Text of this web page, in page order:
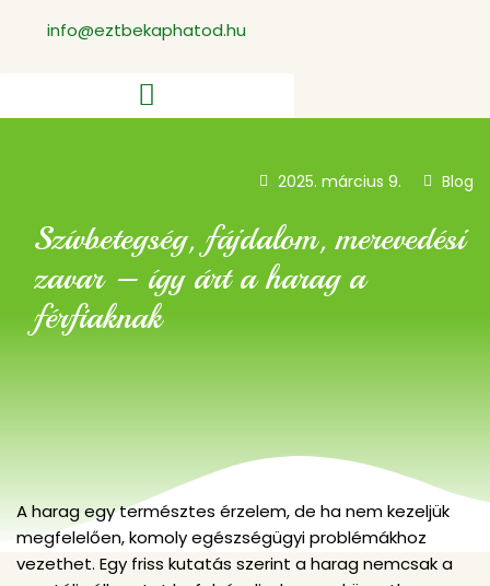
info@eztbekaphatod.hu
2025. március 9. Blog
Szívbetegség, fájdalom, merevedési
zavar – így árt a harag a
férfiaknak
A harag egy természtes érzelem, de ha nem kezeljük
megfelelően, komoly egészségügyi problémákhoz
vezethet. Egy friss kutatás szerint a harag nemcsak a